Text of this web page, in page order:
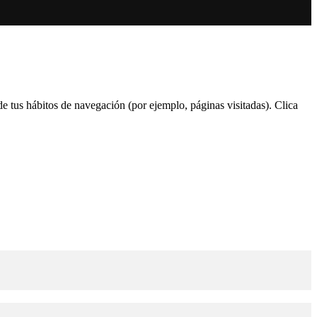
tus hábitos de navegación (por ejemplo, páginas visitadas). Clica